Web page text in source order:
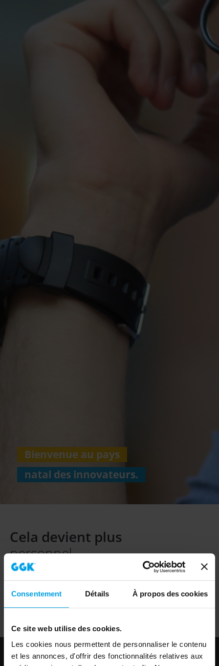
Consentement Détails À propos des cookies
Ce site web utilise des cookies.
Les cookies nous permettent de personnaliser le contenu
et les annonces, d'offrir des fonctionnalités relatives aux
Bienvenue au pays
natal des innovateurs.
Cela devient plus
personnel.
En qu’innovateurs, nous conjuguons nos efforts pour
vous apporter une aide rapide et répondre à toutes